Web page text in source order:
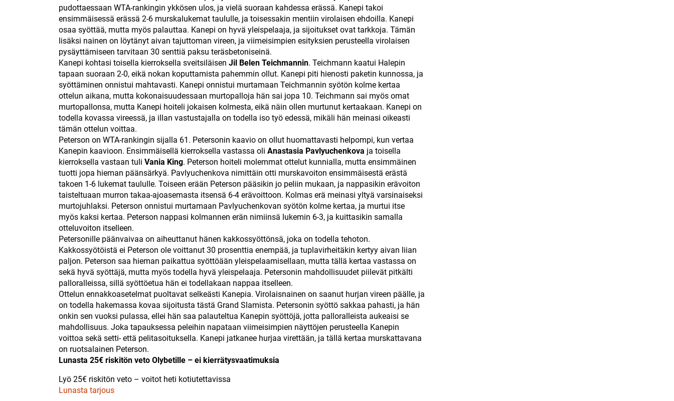
pudottaessaan WTA-rankingin ykkösen ulos, ja vielä suoraan kahdessa erässä. Kanepi takoi
ensimmäisessä erässä 2-6 murskalukemat taululle, ja toisessakin mentiin virolaisen ehdoilla. Kanepi
osaa syöttää, mutta myös palauttaa. Kanepi on hyvä yleispelaaja, ja sijoitukset ovat tarkkoja. Tämän
lisäksi nainen on löytänyt aivan tajuttoman vireen, ja viimeisimpien esityksien perusteella virolaisen
pysäyttämiseen tarvitaan 30 senttiä paksu teräsbetoniseinä.
Kanepi kohtasi toisella kierroksella sveitsiläisen Jil Belen Teichmannin. Teichmann kaatui Halepin
tapaan suoraan 2-0, eikä nokan koputtamista pahemmin ollut. Kanepi piti hienosti paketin kunnossa, ja
syöttäminen onnistui mahtavasti. Kanepi onnistui murtamaan Teichmannin syötön kolme kertaa
ottelun aikana, mutta kokonaisuudessaan murtopalloja hän sai jopa 10. Teichmann sai myös omat
murtopallonsa, mutta Kanepi hoiteli jokaisen kolmesta, eikä näin ollen murtunut kertaakaan. Kanepi on
todella kovassa vireessä, ja illan vastustajalla on todella iso työ edessä, mikäli hän meinasi oikeasti
tämän ottelun voittaa.
Peterson on WTA-rankingin sijalla 61. Petersonin kaavio on ollut huomattavasti helpompi, kun vertaa
Kanepin kaavioon. Ensimmäisellä kierroksella vastassa oli Anastasia Pavlyuchenkova ja toisella
kierroksella vastaan tuli Vania King. Peterson hoiteli molemmat ottelut kunnialla, mutta ensimmäinen
tuotti jopa hieman päänsärkyä. Pavlyuchenkova nimittäin otti murskavoiton ensimmäisestä erästä
takoen 1-6 lukemat taululle. Toiseen erään Peterson pääsikin jo peliin mukaan, ja nappasikin erävoiton
taisteltuaan murron takaa-ajoasemasta itsensä 6-4 erävoittoon. Kolmas erä meinasi yltyä varsinaiseksi
murtojuhlaksi. Peterson onnistui murtamaan Pavlyuchenkovan syötön kolme kertaa, ja murtui itse
myös kaksi kertaa. Peterson nappasi kolmannen erän nimiinsä lukemin 6-3, ja kuittasikin samalla
otteluvoiton itselleen.
Petersonille päänvaivaa on aiheuttanut hänen kakkossyöttönsä, joka on todella tehoton.
Kakkossyötöistä ei Peterson ole voittanut 30 prosenttia enempää, ja tuplavirheitäkin kertyy aivan liian
paljon. Peterson saa hieman paikattua syöttöään yleispelaamisellaan, mutta tällä kertaa vastassa on
sekä hyvä syöttäjä, mutta myös todella hyvä yleispelaaja. Petersonin mahdollisuudet piilevät pitkälti
palloralleissa, sillä syöttöetua hän ei todellakaan nappaa itselleen.
Ottelun ennakkoasetelmat puoltavat selkeästi Kanepia. Virolaisnainen on saanut hurjan vireen päälle, ja
on todella hakemassa kovaa sijoitusta tästä Grand Slamista. Petersonin syöttö sakkaa pahasti, ja hän
onkin sen vuoksi pulassa, ellei hän saa palauteltua Kanepin syöttöjä, jotta palloralleista aukeaisi se
mahdollisuus. Joka tapauksessa peleihin napataan viimeisimpien näyttöjen perusteella Kanepin
voittoa sekä setti- että pelitasoituksella. Kanepi jatkanee hurjaa virettään, ja tällä kertaa murskattavana
on ruotsalainen Peterson.
Lunasta 25€ riskitön veto Olybetille – ei kierrätysvaatimuksia
Lyö 25€ riskitön veto – voitot heti kotiutettavissa
Lunasta tarjous